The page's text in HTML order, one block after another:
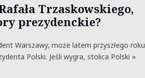
Trzaskowskiego,
prezydenckie?
Warszawy, może latem przyszłego roku
Polski. Jeśli wygra, stolica Polski »